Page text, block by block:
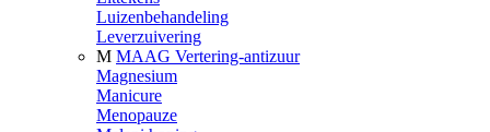
Luizenbehandeling
Leverzuivering
M MAAG Vertering-antizuur
Magnesium
Manicure
Menopauze